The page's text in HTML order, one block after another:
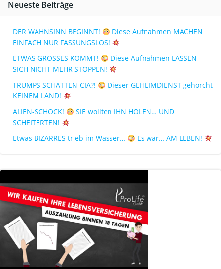
Neueste Beiträge
DER WAHNSINN BEGINNT!
Diese Aufnahmen MACHEN
EINFACH NUR FASSUNGSLOS!
ETWAS GROSSES KOMMT!
Diese Aufnahmen LASSEN
SICH NICHT MEHR STOPPEN!
TRUMPS SCHATTEN-CIA?!
Dieser GEHEIMDIENST gehorcht
KEINEM LAND!
ALIEN-SCHOCK!
SIE wollten IHN HOLEN… UND
SCHEITERTEN!
Etwas BIZARRES trieb im Wasser…
Es war… AM LEBEN!